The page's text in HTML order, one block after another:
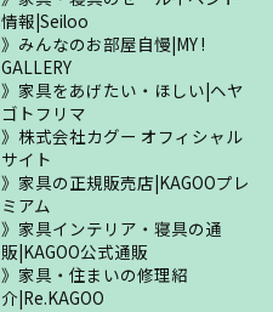
情報|Seiloo
みんなのお部屋自慢|MY !
GALLERY
家具をあげたい・ほしい|ヘヤ
ゴトフリマ
株式会社カグー オフィシャル
サイト
家具の正規販売店|KAGOOプレ
ミアム
家具インテリア・寝具の通
販|KAGOO公式通販
家具・住まいの修理紹
介|Re.KAGOO